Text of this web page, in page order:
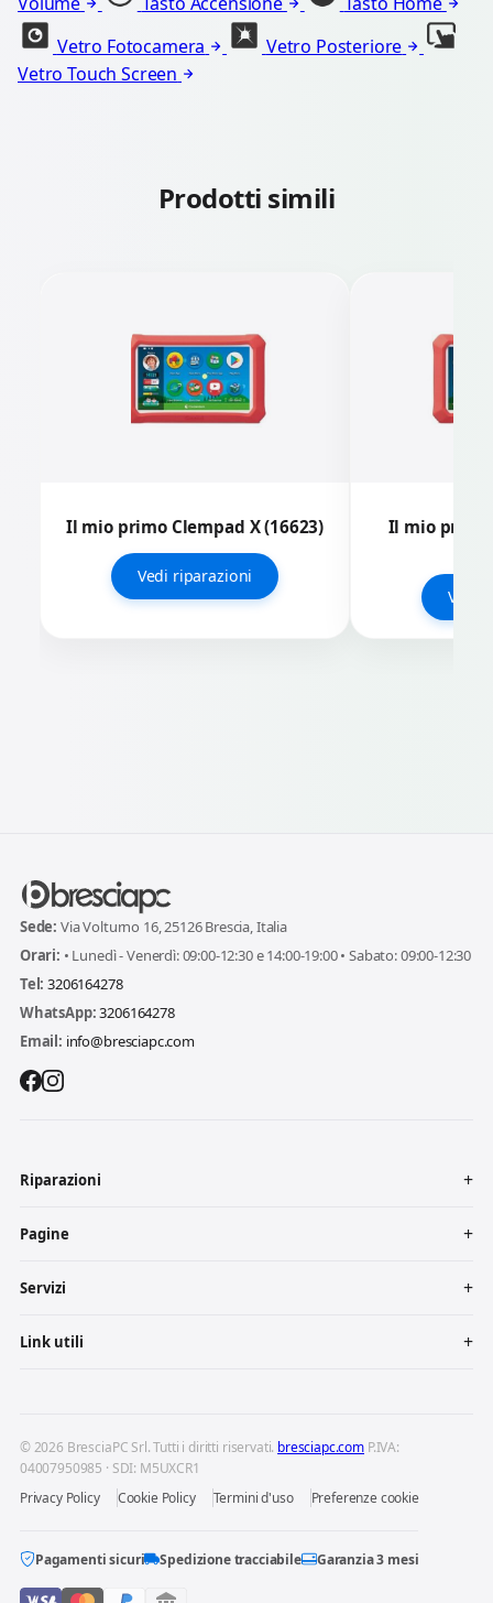
Vetro Fotocamera
Vetro Posteriore
Vetro Touch Screen
Prodotti simili
Il mio primo Clempad X (16623)
Vedi riparazioni
Il mio primo
Vedi
Sede: Via Volturno 16, 25126 Brescia, Italia
Orari: • Lunedì - Venerdì: 09:00-12:30 e 14:00-19:00 • Sabato: 09:00-12:30
Tel: 3206164278
WhatsApp:3206164278
Email: info@bresciapc.com
Riparazioni
Pagine
Servizi
Link utili
© 2026 BresciaPC Srl. Tutti i diritti riservati. bresciapc.com P.IVA:
04007950985 · SDI: M5UXCR1
Privacy Policy
Cookie Policy Termini d'uso Preferenze cookie
Pagamenti sicuri Spedizione tracciabile Garanzia 3 mesi